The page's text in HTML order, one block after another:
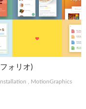
ォリオ)
MotionGraphics